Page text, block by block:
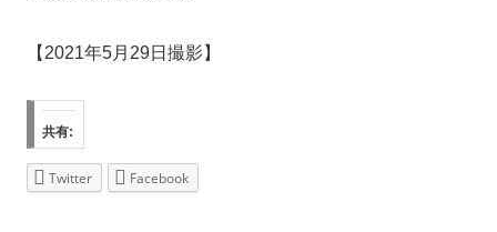
【2021年5月29日撮影】
共有:
Twitter Facebook